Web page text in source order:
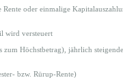
oder einmalige
wird versteuert
zum Höchstbetrag), jährlich
bzw. Rürup-Rente)